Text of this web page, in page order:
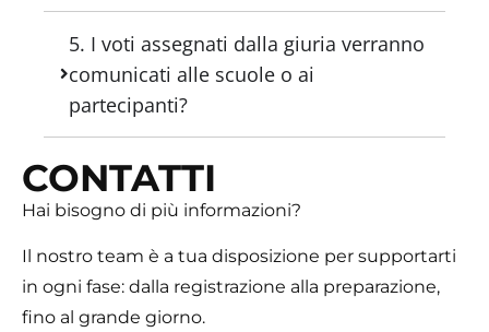
CONTATTI
Hai bisogno di più informazioni?
Il nostro team è a tua disposizione per supportarti
in ogni fase: dalla registrazione alla preparazione,
fino al grande giorno.
5. I voti assegnati dalla giuria verranno
comunicati alle scuole o ai
partecipanti?